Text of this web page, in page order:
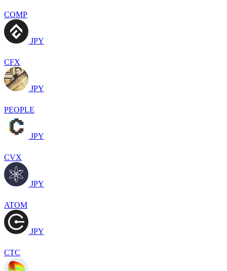
COMP
JPY
CFX
JPY
PEOPLE
JPY
CVX
JPY
ATOM
JPY
CTC